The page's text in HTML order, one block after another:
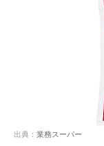
出典： 業務スーパー